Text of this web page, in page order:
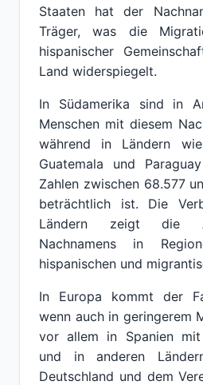
Staaten hat der
Träger, was die
hispanischer
Land widerspiegelt.
In Südamerika sind in
Menschen mit diesem
während in Ländern
Guatemala und
Zahlen zwischen 68.577
beträchtlich ist. Die
Ländern zeigt die
Nachnamens in
hispanischen und
In Europa kommt der
wenn auch in geringerem
vor allem in Spanien mit
und in anderen
Deutschland und dem